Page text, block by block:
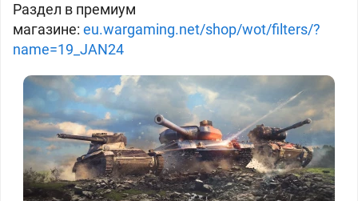
Раздел в премиум
магазине: eu.wargaming.net/shop/wot/filters/?
name=19_JAN24